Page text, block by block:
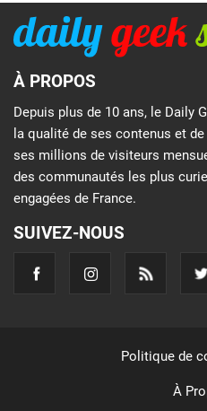
À PROPOS
Depuis plus de 10 ans, le Daily
la qualité de ses contenus et
ses millions de visiteurs
des communautés les plus
engagées de France.
SUIVEZ-NOUS
Politique de
À